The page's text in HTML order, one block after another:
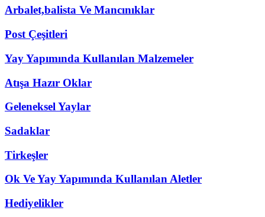
Arbalet,balista Ve Mancınıklar
Post Çeşitleri
Yay Yapımında Kullanılan Malzemeler
Atışa Hazır Oklar
Geleneksel Yaylar
Sadaklar
Tirkeşler
Ok Ve Yay Yapımında Kullanılan Aletler
Hediyelikler